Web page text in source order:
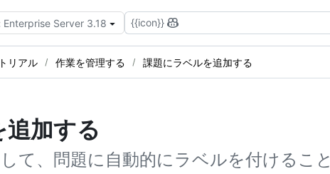
Enterprise Server 3.18 {{icon}}
リアル 作業を管理する 課題にラベルを追加する
加する
て、問題に自動的にラベルを付けること